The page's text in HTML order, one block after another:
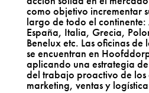
como objetivo incrementar
largo de todo el
España, Italia, Grecia,
Benelux etc. Las oficinas
se encuentran en
aplicando una estrategia
del trabajo proactivo de los
marketing, ventas y